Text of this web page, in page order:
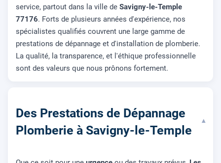
service, partout dans la ville de Savigny-le-Temple
77176. Forts de plusieurs années d'expérience, nos
spécialistes qualifiés couvrent une large gamme de
prestations de dépannage et d'installation de plomberie.
La qualité, la transparence, et l'éthique professionnelle
sont des valeurs que nous prônons fortement.
Des Prestations de Dépannage
Plomberie à Savigny-le-Temple
▾